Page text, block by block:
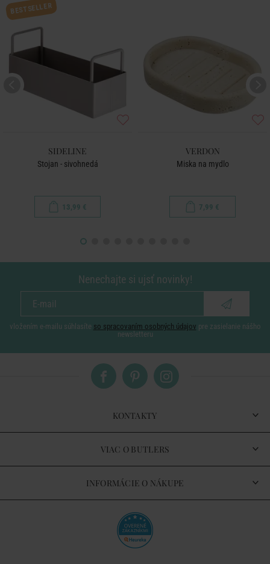
BESTSELLER
SIDELINE
Stojan - sivohnedá
13,99 €
VERDON
Miska na mydlo
7,99 €
Nenechajte si ujsť novinky!
vložením e-mailu súhlasíte so spracovaním osobných údajov pre zasielanie nášho
newsletteru
KONTAKTY
VIAC O BUTLERS
INFORMÁCIE O NÁKUPE